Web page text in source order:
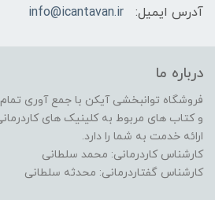
آدرس ایمیل:
info@icantavan.ir
درباره ما
فروشگاه توانبخشی آیکن با جمع آوری
و کتاب های مربوط به کلینیک های
ارائه خدمت به شما را دارد.
کارشناس کاردرمانی: محمد سلطانی
کارشناس گفتاردرمانی: محدثه سلطانی